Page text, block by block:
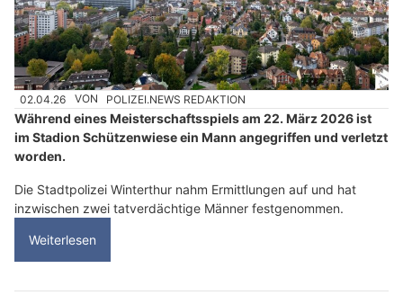
02.04.26 VON POLIZEI.NEWS REDAKTION
Während eines Meisterschaftsspiels am 22. März 2026 ist
im Stadion Schützenwiese ein Mann angegriffen und verletzt
worden.
Die Stadtpolizei Winterthur nahm Ermittlungen auf und hat
inzwischen zwei tatverdächtige Männer festgenommen.
Weiterlesen